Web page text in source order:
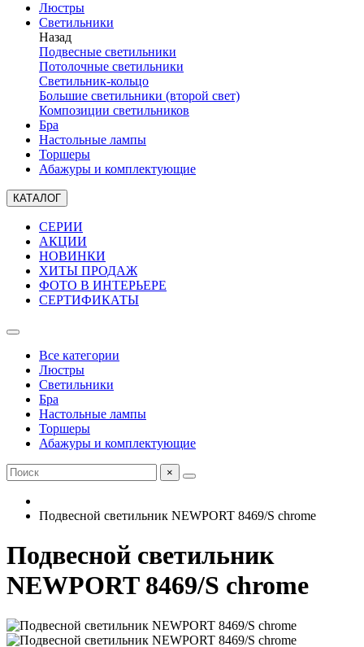
Люстры
Светильники
Назад
Подвесные светильники
Потолочные светильники
Светильник-кольцо
Большие светильники (второй свет)
Композиции светильников
Бра
Настольные лампы
Торшеры
Абажуры и комплектующие
КАТАЛОГ
СЕРИИ
АКЦИИ
НОВИНКИ
ХИТЫ ПРОДАЖ
ФОТО В ИНТЕРЬЕРЕ
СЕРТИФИКАТЫ
Все категории
Люстры
Светильники
Бра
Настольные лампы
Торшеры
Абажуры и комплектующие
×
Подвесной светильник NEWPORT 8469/S chrome
Подвесной светильник
NEWPORT 8469/S chrome